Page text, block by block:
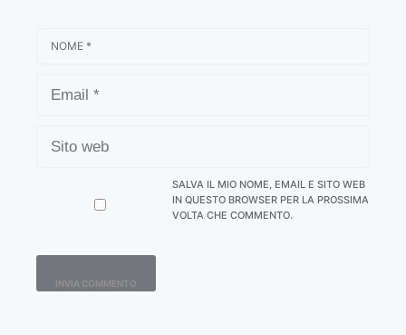
WEB
SALVA IL MIO NOME, EMAIL E SITO WEB
IN QUESTO BROWSER PER LA PROSSIMA
VOLTA CHE COMMENTO.